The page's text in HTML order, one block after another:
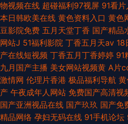
物视频在线 超碰福利97视屏 91看片
本日韩欧美在线 黄色资料入口 黄色
豆影院免费 五月天堂丁香 国产精品
网站J 51福利影院 丁香五月天av 18
产在线短视频 丁香五月丁香婷婷 91
九月国产主播 美女网站视频黄 A片
激情网 伦理片香港 极品福利导航
产 午夜成年人网站 免费国产高清视
国产亚洲视品在线 国产玖玖 国产免
精品网络 孕妇无码在线 91手机论坛